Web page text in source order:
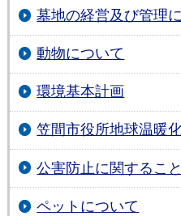
墓地の経営及び管理
動物について
環境基本計画
笠間市役所地球温暖
公害防止に関すること
ペットについて